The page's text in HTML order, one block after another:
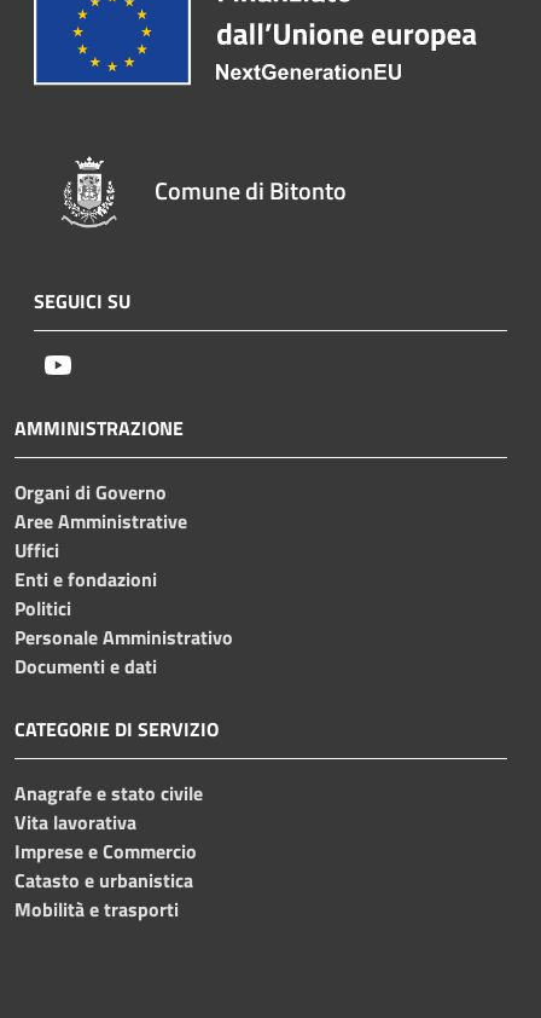
Comune di Bitonto
SEGUICI SU
AMMINISTRAZIONE
Organi di Governo
Aree Amministrative
Uffici
Enti e fondazioni
Politici
Personale Amministrativo
Documenti e dati
CATEGORIE DI SERVIZIO
Anagrafe e stato civile
Vita lavorativa
Imprese e Commercio
Catasto e urbanistica
Mobilità e trasporti